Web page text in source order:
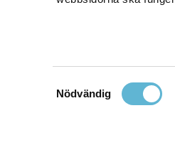
Samtyckesval
Nödvändig